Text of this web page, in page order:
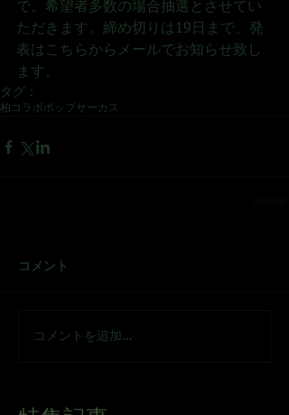
で。希望者多数の場合抽選とさせてい
ただきます。締め切りは19日まで、発
表はこちらからメールでお知らせ致し
ます。
タグ：
柏 コラボポップサーカス
コメント
コメントを追加…